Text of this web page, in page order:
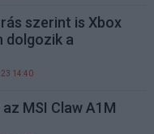
szerint is Xbox
dolgozik a
14:40
MSI Claw A1M